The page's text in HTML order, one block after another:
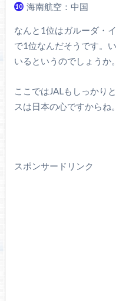
海南航空：中国
なんと1位はガルーダ・
で1位なんだそうです。
いるというのでしょうか
ここではJALもしっかり
スは日本の心ですからね。
スポンサードリンク